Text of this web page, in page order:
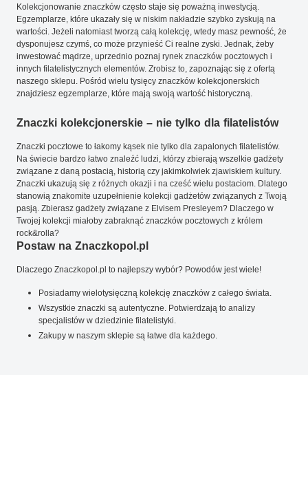
Kolekcjonowanie znaczków często staje się poważną inwestycją.
Egzemplarze, które ukazały się w niskim nakładzie szybko zyskują na
wartości. Jeżeli natomiast tworzą całą kolekcję, wtedy masz pewność, że
dysponujesz czymś, co może przynieść Ci realne zyski. Jednak, żeby
inwestować mądrze, uprzednio poznaj rynek znaczków pocztowych i
innych filatelistycznych elementów. Zrobisz to, zapoznając się z ofertą
naszego sklepu. Pośród wielu tysięcy znaczków kolekcjonerskich
znajdziesz egzemplarze, które mają swoją wartość historyczną.
Znaczki kolekcjonerskie – nie tylko dla filatelistów
Znaczki pocztowe to łakomy kąsek nie tylko dla zapalonych filatelistów.
Na świecie bardzo łatwo znaleźć ludzi, którzy zbierają wszelkie gadżety
związane z daną postacią, historią czy jakimkolwiek zjawiskiem kultury.
Znaczki ukazują się z różnych okazji i na cześć wielu postaciom. Dlatego
stanowią znakomite uzupełnienie kolekcji gadżetów związanych z Twoją
pasją. Zbierasz gadżety związane z Elvisem Presleyem? Dlaczego w
Twojej kolekcji miałoby zabraknąć znaczków pocztowych z królem
rock&rolla?
Postaw na Znaczkopol.pl
Dlaczego Znaczkopol.pl to najlepszy wybór? Powodów jest wiele!
Posiadamy wielotysięczną kolekcję znaczków z całego świata.
Wszystkie znaczki są autentyczne. Potwierdzają to analizy
specjalistów w dziedzinie filatelistyki.
Zakupy w naszym sklepie są łatwe dla każdego.